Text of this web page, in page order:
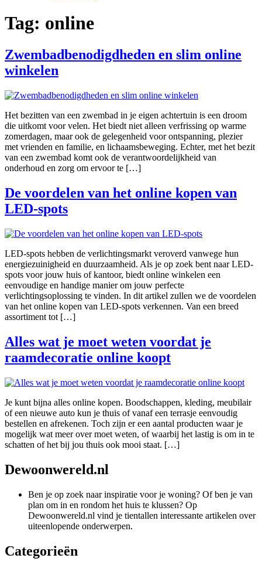
Tag: online
Zwembadbenodigdheden en slim online
winkelen
Het bezitten van een zwembad in je eigen achtertuin is een droom
die uitkomt voor velen. Het biedt niet alleen verfrissing op warme
zomerdagen, maar ook de gelegenheid voor ontspanning, plezier
met vrienden en familie, en lichaamsbeweging. Echter, met het bezit
van een zwembad komt ook de verantwoordelijkheid van
onderhoud en zorg om ervoor te […]
De voordelen van het online kopen van
LED-spots
LED-spots hebben de verlichtingsmarkt veroverd vanwege hun
energiezuinigheid en duurzaamheid. Als je op zoek bent naar LED-
spots voor jouw huis of kantoor, biedt online winkelen een
eenvoudige en handige manier om jouw perfecte
verlichtingsoplossing te vinden. In dit artikel zullen we de voordelen
van het online kopen van LED-spots verkennen. Van een breed
assortiment tot […]
Alles wat je moet weten voordat je
raamdecoratie online koopt
Je kunt bijna alles online kopen. Boodschappen, kleding, meubilair
of een nieuwe auto kun je thuis of vanaf een terrasje eenvoudig
bestellen en afrekenen. Toch zijn er een aantal producten waar je
mogelijk wat meer over moet weten, of waarbij het lastig is om in te
schatten of het bij jou thuis ook mooi staat. […]
Dewoonwereld.nl
Ben je op zoek naar inspiratie voor je woning? Of ben je van
plan om in en rondom het huis te klussen? Op
Dewoonwereld.nl vind je tientallen interessante artikelen over
uiteenlopende onderwerpen.
Categorieën